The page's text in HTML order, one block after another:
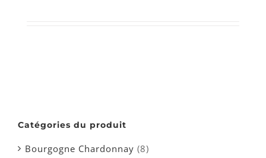
Catégories du produit
Bourgogne Chardonnay (8)